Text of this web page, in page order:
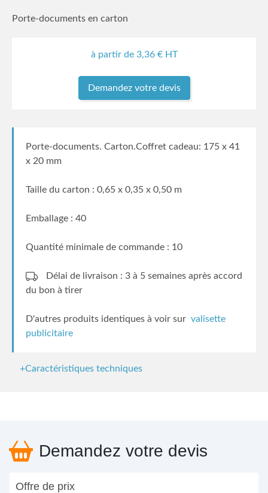
Porte-documents en carton
à partir de 3,36€ HT
Demandez votre devis
Porte-documents. Carton.Coffret cadeau: 175 x 41
x 20 mm
Taille du carton : 0,65 x 0,35 x 0,50 m
Emballage : 40
Quantité minimale de commande : 10
Délai de livraison : 3 à 5 semaines après accord
du bon à tirer
D'autres produits identiques à voir sur valisette
publicitaire
+Caractéristiques techniques
Demandez votre devis
Offre de prix